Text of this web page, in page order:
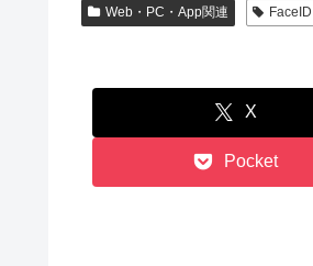
Web・PC・App関連 FaceID
X
Pocket